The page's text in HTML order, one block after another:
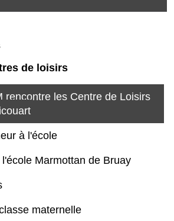
de loisirs
rencontre les Centre de Loisirs
à l'école
Marmottan de Bruay
maternelle